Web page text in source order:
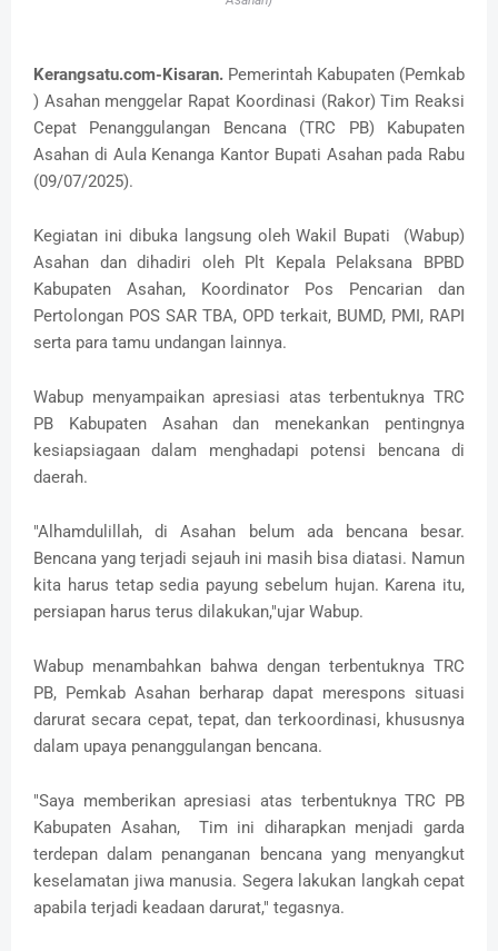
Kerangsatu.com-Kisaran. Pemerintah Kabupaten (Pemkab
) Asahan menggelar Rapat Koordinasi (Rakor) Tim Reaksi
Cepat Penanggulangan Bencana (TRC PB) Kabupaten
Asahan di Aula Kenanga Kantor Bupati Asahan pada Rabu
(09/07/2025).
Kegiatan ini dibuka langsung oleh Wakil Bupati (Wabup)
Asahan dan dihadiri oleh Plt Kepala Pelaksana BPBD
Kabupaten Asahan, Koordinator Pos Pencarian dan
Pertolongan POS SAR TBA, OPD terkait, BUMD, PMI, RAPI
serta para tamu undangan lainnya.
Wabup menyampaikan apresiasi atas terbentuknya TRC
PB Kabupaten Asahan dan menekankan pentingnya
kesiapsiagaan dalam menghadapi potensi bencana di
daerah.
"Alhamdulillah, di Asahan belum ada bencana besar.
Bencana yang terjadi sejauh ini masih bisa diatasi. Namun
kita harus tetap sedia payung sebelum hujan. Karena itu,
persiapan harus terus dilakukan,"ujar Wabup.
Wabup menambahkan bahwa dengan terbentuknya TRC
PB, Pemkab Asahan berharap dapat merespons situasi
darurat secara cepat, tepat, dan terkoordinasi, khususnya
dalam upaya penanggulangan bencana.
"Saya memberikan apresiasi atas terbentuknya TRC PB
Kabupaten Asahan, Tim ini diharapkan menjadi garda
terdepan dalam penanganan bencana yang menyangkut
keselamatan jiwa manusia. Segera lakukan langkah cepat
apabila terjadi keadaan darurat," tegasnya.